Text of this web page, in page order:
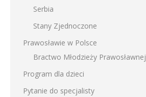
Serbia
Stany Zjednoczone
Prawosławie w Polsce
Bractwo Młodzieży Prawosławnej
Program dla dzieci
Pytanie do specjalisty